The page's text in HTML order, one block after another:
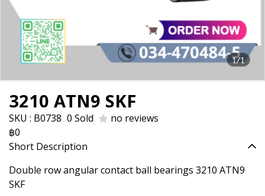
1/1
3210 ATN9 SKF
SKU : B0738 0 Sold
no reviews
฿0
Short Description
Double row angular contact ball bearings 3210 ATN9
SKF